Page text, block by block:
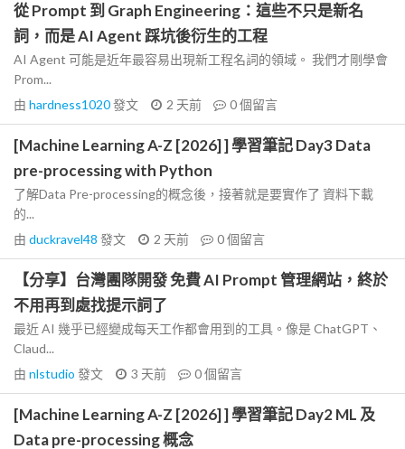
從 Prompt 到 Graph Engineering：這些不只是新名
詞，而是 AI Agent 踩坑後衍生的工程
AI Agent 可能是近年最容易出現新工程名詞的領域。 我們才剛學會
Prom...
由 hardness1020發文 2 天前 0個留言
[Machine Learning A-Z [2026] ] 學習筆記 Day3 Data
pre-processing with Python
了解Data Pre-processing的概念後，接著就是要實作了 資料下載
的...
由 duckravel48 發文 2 天前 0個留言
【分享】台灣團隊開發 免費 AI Prompt 管理網站，終於
不用再到處找提示詞了
最近 AI 幾乎已經變成每天工作都會用到的工具。像是 ChatGPT、
Claud...
由 nlstudio 發文 3 天前 0個留言
[Machine Learning A-Z [2026] ] 學習筆記 Day2 ML 及
Data pre-processing 概念